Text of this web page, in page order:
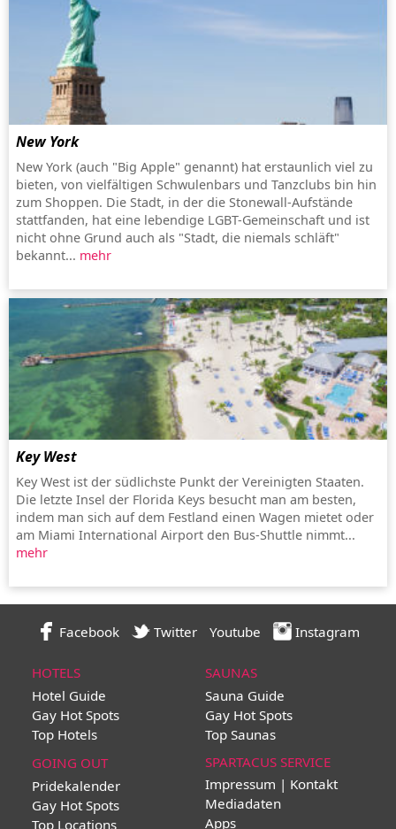
New York
New York (auch "Big Apple" genannt) hat erstaunlich viel zu
bieten, von vielfältigen Schwulenbars und Tanzclubs bin hin
zum Shoppen. Die Stadt, in der die Stonewall-Aufstände
stattfanden, hat eine lebendige LGBT-Gemeinschaft und ist
nicht ohne Grund auch als "Stadt, die niemals schläft"
bekannt... mehr
Key West
Key West ist der südlichste Punkt der Vereinigten Staaten.
Die letzte Insel der Florida Keys besucht man am besten,
indem man sich auf dem Festland einen Wagen mietet oder
am Miami International Airport den Bus-Shuttle nimmt...
mehr
Facebook Twitter Youtube Instagram
HOTELS
Hotel Guide
Gay Hot Spots
Top Hotels
SAUNAS
Sauna Guide
Gay Hot Spots
Top Saunas
GOING OUT
Pridekalender
Gay Hot Spots
Top Locations
SPARTACUS SERVICE
Impressum | Kontakt
Mediadaten
Apps